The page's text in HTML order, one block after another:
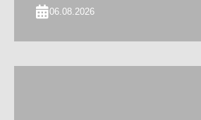
06.08.2026